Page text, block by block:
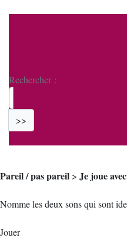
Rechercher :
>>
Pareil / pas pareil > Je joue
Nomme les deux sons qui sont
Jouer